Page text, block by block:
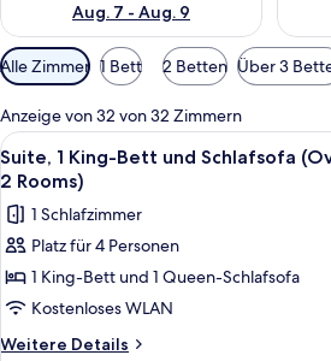
Aug. 7 - Aug. 9
Verfügbare
Filter
für
Zimmer
Alle Zimmer 1 Bett 2 Betten Über 3
Anzeige von 32 von 32 Zimmern
Alle
Fotos
für
Suite,
1 King-
Bett
und
Schlafsofa
Ein
12
Suite, 1 King-Bett und Schlafsofa
2 Rooms)
1 Schlafzimmer
Platz für 4 Personen
1 King-Bett und 1 Queen-Schlafsofa
Kostenloses WLAN
Weitere Details
Weitere